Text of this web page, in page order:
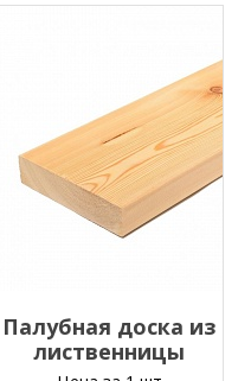
Палубная доска из
лиственницы